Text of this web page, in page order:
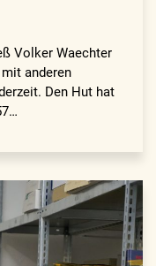
Volker Waechter
anderen
Den Hut hat